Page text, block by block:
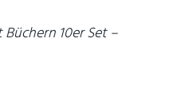
10er Set –